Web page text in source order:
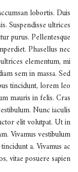
lobortis. Duis
Suspendisse ultrices
purus. Pellentesque
Phasellus nec
elementum, mi
sem in massa. Sed
tincidunt, lorem leo
mauris in felis. Cras
Nunc iaculis
elit volutpat. Ut in
Vivamus vestibulum
a. Vivamus ac
vitae posuere sapien.